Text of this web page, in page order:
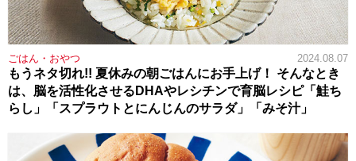
ごはん・おやつ 2024.08.07
もうネタ切れ!! 夏休みの朝ごはんにお手上げ！ そんなとき
は、脳を活性化させるDHAやレシチンで育脳レシピ「鮭ち
らし」「スプラウトとにんじんのサラダ」「みそ汁」